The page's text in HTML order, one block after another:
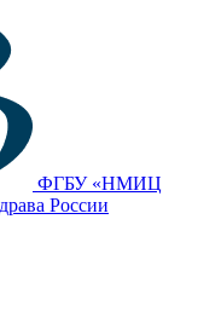
ФГБУ «НМИЦ
России